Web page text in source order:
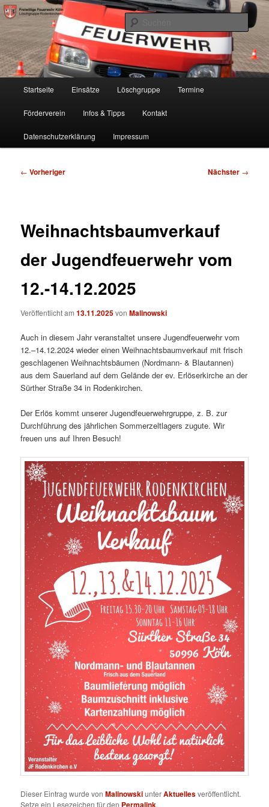
Zum
primären
Inhalt
springenFF Köln, LG RD
Freiwillige Feuerwehr Köln, Löschgruppe Rodenkirchen
Startseite Einsätze Löschgruppe Termine
Förderverein Infos & Tipps Kontakt
Datenschutzerklärung Impressum
Beitragsnavigation
← Vorheriger Nächster →
Weihnachtsbaumverkauf
der Jugendfeuerwehr vom
12.-14.12.2025
Veröffentlicht am13.11.2025vonMalinowski
Auch in diesem Jahr veranstaltet unsere Jugendfeuerwehr vom
12.–14.12.2024 wieder einen Weihnachtsbaumverkauf mit frisch
geschlagenen Weihnachtsbäumen (Nordmann- & Blautannen)
aus dem Sauerland auf dem Gelände der ev. Erlöserkirche an der
Sürther Straße 34 in Rodenkirchen.
Der Erlös kommt unserer Jugendfeuerwehrgruppe, z. B. zur
Durchführung des jährlichen Sommerzeltlagers zugute. Wir
freuen uns auf Ihren Besuch!
Dieser Eintrag wurde vonMalinowskiunterAktuellesveröffentlicht.
Setze ein Lesezeichen für den Permalink.